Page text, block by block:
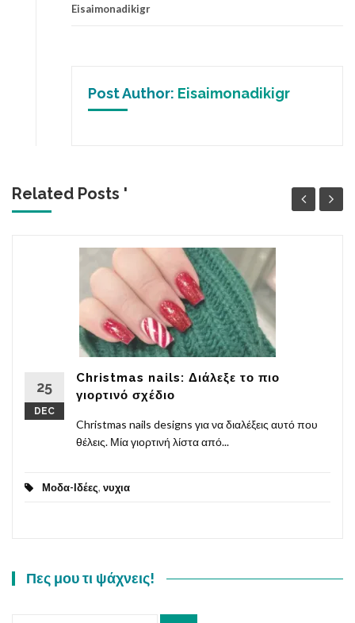
Eisaimonadikigr
Post Author: Eisaimonadikigr
Related Posts '
25
DEC
Christmas nails: Διάλεξε το πιο
γιορτινό σχέδιο
Christmas nails designs για να διαλέξεις αυτό που
θέλεις. Μία γιορτινή λίστα από...
Μοδα-Ιδέες, νυχια
Πες μου τι ψάχνεις!